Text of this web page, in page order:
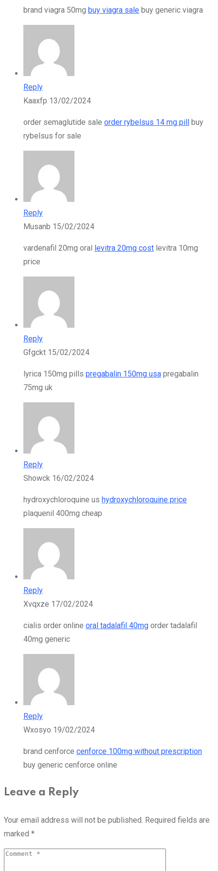
brand viagra 50mg buy viagra sale buy generic viagra
Reply
Kaaxfp 13/02/2024
order semaglutide sale order rybelsus 14 mg pill buy
rybelsus for sale
Reply
Musanb 15/02/2024
vardenafil 20mg oral levitra 20mg cost levitra 10mg
price
Reply
Gfgckt 15/02/2024
lyrica 150mg pills pregabalin 150mg usa pregabalin
75mg uk
Reply
Showck 16/02/2024
hydroxychloroquine us hydroxychloroquine price
plaquenil 400mg cheap
Reply
Xvqxze 17/02/2024
cialis order online oral tadalafil 40mg order tadalafil
40mg generic
Reply
Wxosyo 19/02/2024
brand cenforce cenforce 100mg without prescription
buy generic cenforce online
Leave a Reply
Your email address will not be published. Required fields are
marked *